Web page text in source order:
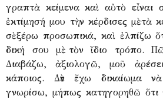
γραπτὰ κείμενα καὶ αὐτὸ εἶναι
ἐκτίμησή μου τὴν κέρδισες μὲ τὰ
σὲ ξέρω προσωπικά, καὶ ἐλπίζω
δική σου μὲ τὸν ἴδιο τρόπο.
Διαβάζω, ἀξιολογῶ, μοῦ
κάποιος. Δὲν ἔχω δικαίωμα
γνωρίσω, μήπως κατηγορηθῶ ὅτι